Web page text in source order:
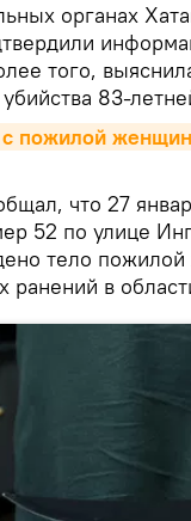
органах
того,
83-
с пожилой
что 27
52 по улице
тело
ранений в